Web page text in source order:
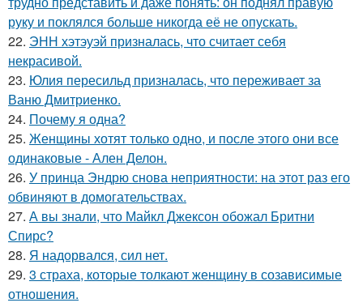
руку и поклялся больше никогда её не опускать.
22. ЭНН хэтэуэй призналась, что считает себя
некрасивой.
23. Юлия пересильд призналась, что переживает за
Ваню Дмитриенко.
24. Почему я одна?
25. Женщины хотят только одно, и после этого они все
одинаковые - Ален Делон.
26. У принца Эндрю снова неприятности: на этот раз его
обвиняют в домогательствах.
27. А вы знали, что Майкл Джексон обожал Бритни
Спирс?
28. Я надорвался, сил нет.
29. 3 страха, которые толкают женщину в созависимые
отношения.